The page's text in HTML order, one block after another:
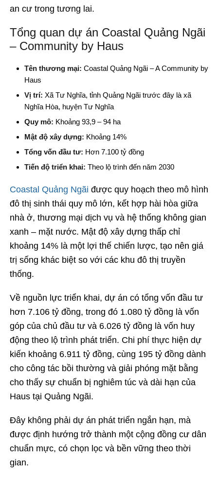
an cư trong tương lai.
Tổng quan dự án Coastal Quảng Ngãi
– Community by Haus
Tên thương mại: Coastal Quảng Ngãi – A Community by
Haus
Vị trí: Xã Tư Nghĩa, tỉnh Quảng Ngãi trước đây là xã
Nghĩa Hòa, huyện Tư Nghĩa
Quy mô: Khoảng 93,9 – 94 ha
Mật độ xây dựng: Khoảng 14%
Tổng vốn đầu tư: Hơn 7.100 tỷ đồng
Tiến độ triển khai: Theo lộ trình đến năm 2030
Coastal Quảng Ngãi được quy hoạch theo mô hình
đô thị sinh thái quy mô lớn, kết hợp hài hòa giữa
nhà ở, thương mại dịch vụ và hệ thống không gian
xanh – mặt nước. Mật độ xây dựng thấp chỉ
khoảng 14% là một lợi thế chiến lược, tạo nên giá
trị sống khác biệt so với các khu đô thị truyền
thống.
Về nguồn lực triển khai, dự án có tổng vốn đầu tư
hơn 7.106 tỷ đồng, trong đó 1.080 tỷ đồng là vốn
góp của chủ đầu tư và 6.026 tỷ đồng là vốn huy
động theo lộ trình phát triển. Chi phí thực hiện dự
kiến khoảng 6.911 tỷ đồng, cùng 195 tỷ đồng dành
cho công tác bồi thường và giải phóng mặt bằng
cho thấy sự chuẩn bị nghiêm túc và dài hạn của
Haus tại Quảng Ngãi.
Đây không phải dự án phát triển ngắn hạn, mà
được định hướng trở thành một cộng đồng cư dân
chuẩn mực, có chọn lọc và bền vững theo thời
gian.